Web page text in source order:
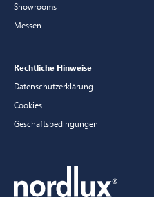
Showrooms
Messen
Rechtliche Hinweise
Datenschutzerklärung
Cookies
Geschaftsbedingungen